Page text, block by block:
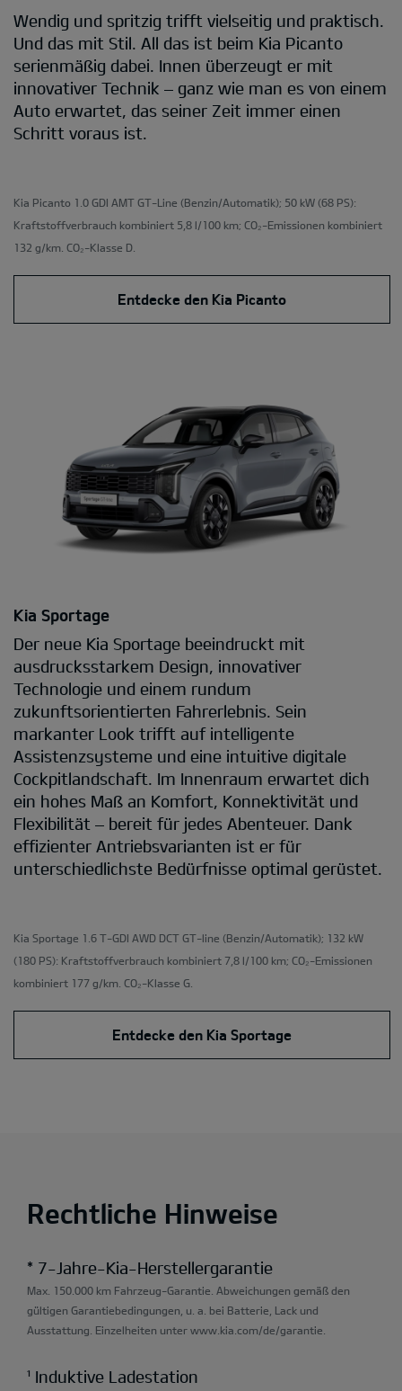
Wendig und spritzig trifft vielseitig und praktisch.
Und das mit Stil. All das ist beim Kia Picanto
serienmäßig dabei. Innen überzeugt er mit
innovativer Technik – ganz wie man es von einem
Auto erwartet, das seiner Zeit immer einen
Schritt voraus ist.
Kia Picanto 1.0 GDI AMT GT-Line (Benzin/Automatik); 50 kW (68 PS):
Kraftstoffverbrauch kombiniert 5,8 l/100 km; CO₂-Emissionen kombiniert
132 g/km. CO₂-Klasse D.
Entdecke den Kia Picanto
Kia Sportage
Der neue Kia Sportage beeindruckt mit
ausdrucksstarkem Design, innovativer
Technologie und einem rundum
zukunftsorientierten Fahrerlebnis. Sein
markanter Look trifft auf intelligente
Assistenzsysteme und eine intuitive digitale
Cockpitlandschaft. Im Innenraum erwartet dich
ein hohes Maß an Komfort, Konnektivität und
Flexibilität – bereit für jedes Abenteuer. Dank
effizienter Antriebsvarianten ist er für
unterschiedlichste Bedürfnisse optimal gerüstet.
Kia Sportage 1.6 T-GDI AWD DCT GT-line (Benzin/Automatik); 132 kW
(180 PS): Kraftstoffverbrauch kombiniert 7,8 l/100 km; CO₂-Emissionen
kombiniert 177 g/km. CO₂-Klasse G.
Entdecke den Kia Sportage
Rechtliche Hinweise
* 7-Jahre-Kia-Herstellergarantie
Max. 150.000 km Fahrzeug-Garantie. Abweichungen gemäß den
gültigen Garantiebedingungen, u. a. bei Batterie, Lack und
Ausstattung. Einzelheiten unter www.kia.com/de/garantie.
¹ Induktive Ladestation